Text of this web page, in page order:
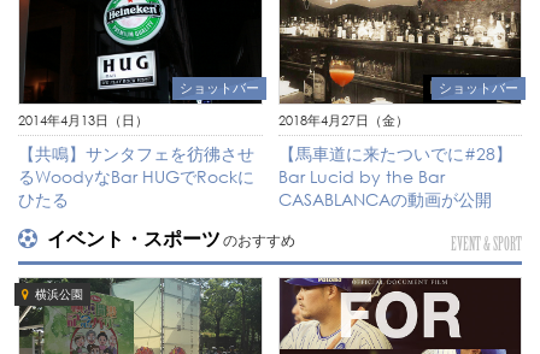
ショットバー
2014年4月13日（日）
【共鳴】サンタフェを彷彿させ
るWoodyなBar HUGでRockに
ひたる
ショットバー
2018年4月27日（金）
【馬車道に来たついでに#28】
Bar Lucid by the Bar
CASABLANCAの動画が公開
イベント・スポーツ のおすすめ EVENT & SPORT
横浜公園